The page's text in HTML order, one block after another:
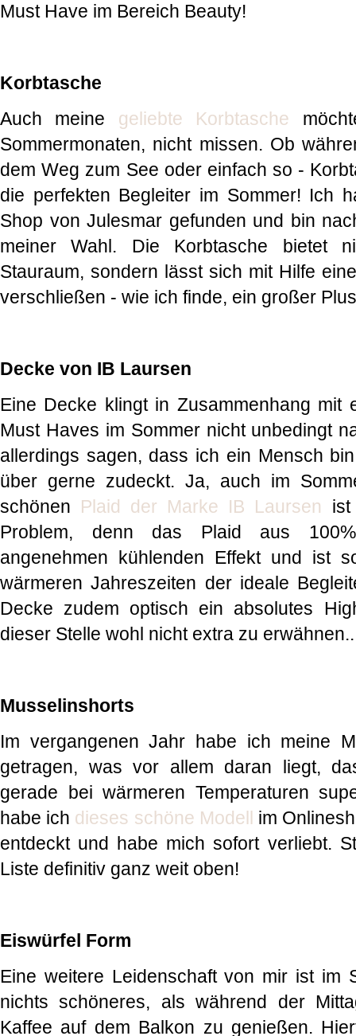
Must Have im Bereich Beauty!
Korbtasche
Auch meine geliebte Korbtasche
Sommermonaten, nicht missen. Ob
dem Weg zum See oder einfach so -
die perfekten Begleiter im Sommer! Ich
Shop von Julesmar gefunden und bin
meiner Wahl. Die Korbtasche bietet
Stauraum, sondern lässt sich mit Hilfe
verschließen - wie ich finde, ein großer
Decke von IB Laursen
Eine Decke klingt in Zusammenhang mit
Must Haves im Sommer nicht unbedingt
allerdings sagen, dass ich ein Mensch
über gerne zudeckt. Ja, auch im
schönen Plaid der Marke IB Laursen
Problem, denn das Plaid aus
angenehmen kühlenden Effekt und ist
wärmeren Jahreszeiten der ideale
Decke zudem optisch ein absolutes
dieser Stelle wohl nicht extra zu
Musselinshorts
Im vergangenen Jahr habe ich meine
getragen, was vor allem daran liegt,
gerade bei wärmeren Temperaturen
habe ich dieses schöne Modell im
entdeckt und habe mich sofort verliebt.
Liste definitiv ganz weit oben!
Eiswürfel Form
Eine weitere Leidenschaft von mir ist im
nichts schöneres, als während der
Kaffee auf dem Balkon zu genießen.